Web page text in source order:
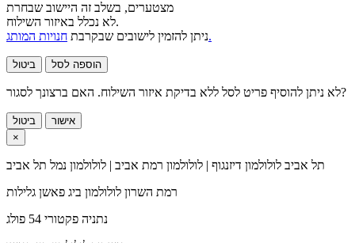
מצטערים, בשלב זה היישוב שבחרת
לא נכלל באיזור השילוח.
ניתן להזמין לישובים שבקרבתחנויות המותג.
ביטול הוספה לסל
לא ניתן להוסיף פריט לסל ללא בדיקת איזור השילוח. האם ברצונך לסגור?
ביטול
אישור
×
תל אביב לולולמון דיזנגוף | לולולמון רמת אביב | לולולמון נמל תל אביב
רמת השרון לולולמון ביג פאשן גלילות
נתניה פקטורי 54 פולג